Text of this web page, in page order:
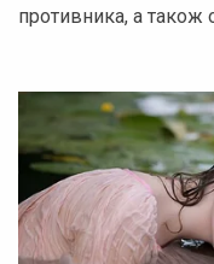
противника, а також